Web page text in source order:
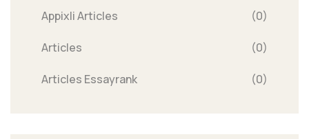
Appixli Articles (0)
Articles (0)
Articles Essayrank (0)